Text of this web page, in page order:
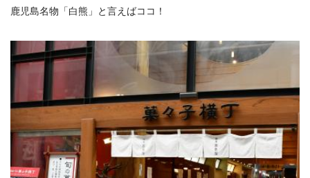
鹿児島名物「白熊」と言えばココ！